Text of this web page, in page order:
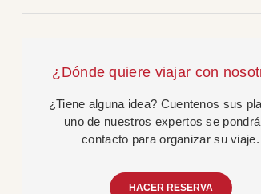
¿Dónde quiere viajar con
¿Tiene alguna idea? Cuentenos sus
uno de nuestros expertos se
contacto para organizar su viaje.
HACER RESERVA